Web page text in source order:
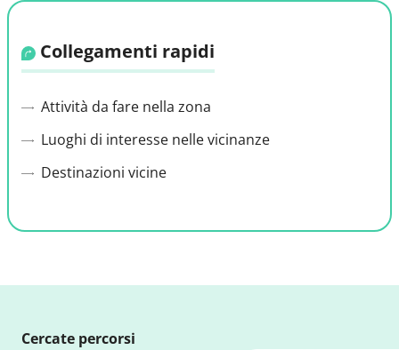
Collegamenti rapidi
Attività da fare nella zona
Luoghi di interesse nelle vicinanze
Destinazioni vicine
Cercate percorsi